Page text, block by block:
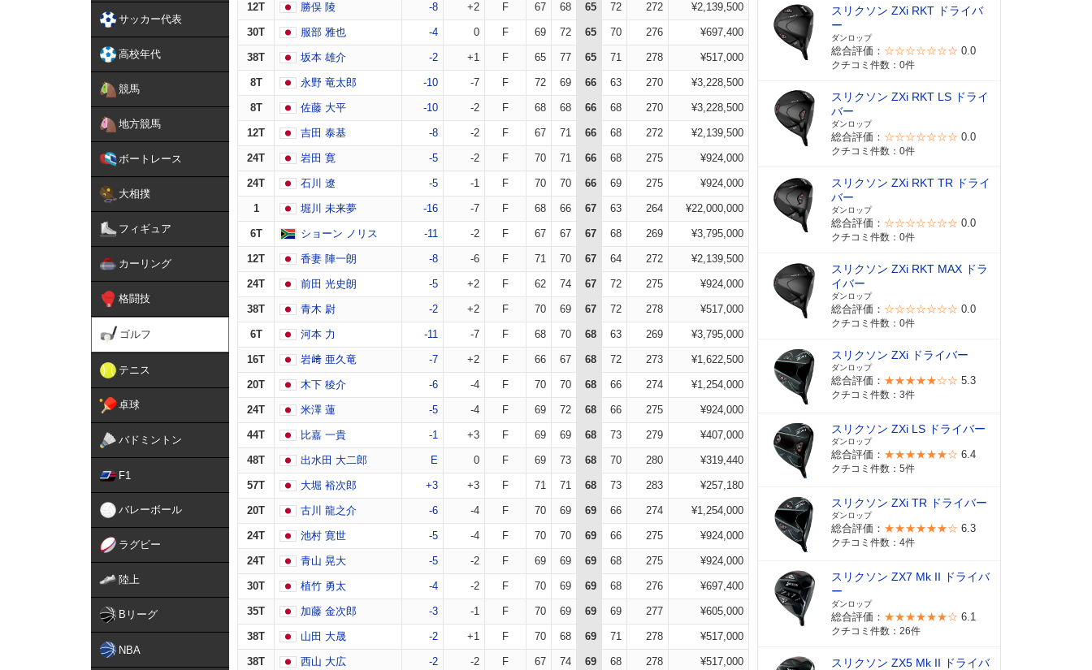
サッカー代表
高校年代
競馬
地方競馬
ボートレース
大相撲
フィギュア
カーリング
格闘技
ゴルフ
テニス
卓球
バドミントン
F1
バレーボール
ラグビー
陸上
Bリーグ
NBA
12T 勝俣 陵 -8 +2 F 67 68 65 72 272 ¥2,139,500
30T 服部 雅也 -4 0 F 69 72 65 70 276 ¥697,400
38T 坂本 雄介 -2 +1 F 65 77 65 71 278 ¥517,000
8T 永野 竜太郎 -10 -7 F 72 69 66 63 270 ¥3,228,500
8T 佐藤 大平 -10 -2 F 68 68 66 68 270 ¥3,228,500
12T 吉田 泰基 -8 -2 F 67 71 66 68 272 ¥2,139,500
24T 岩田 寛 -5 -2 F 70 71 66 68 275 ¥924,000
24T 石川 遼 -5 -1 F 70 70 66 69 275 ¥924,000
1 堀川 未来夢 -16 -7 F 68 66 67 63 264 ¥22,000,000
6T ショーン ノリス -11 -2 F 67 67 67 68 269 ¥3,795,000
12T 香妻 陣一朗 -8 -6 F 71 70 67 64 272 ¥2,139,500
24T 前田 光史朗 -5 +2 F 62 74 67 72 275 ¥924,000
38T 青木 尉 -2 +2 F 70 69 67 72 278 ¥517,000
6T 河本 力 -11 -7 F 68 70 68 63 269 ¥3,795,000
16T 岩﨑 亜久竜 -7 +2 F 66 67 68 72 273 ¥1,622,500
20T 木下 稜介 -6 -4 F 70 70 68 66 274 ¥1,254,000
24T 米澤 蓮 -5 -4 F 69 72 68 66 275 ¥924,000
44T 比嘉 一貴 -1 +3 F 69 69 68 73 279 ¥407,000
48T 出水田 大二郎 E 0 F 69 73 68 70 280 ¥319,440
57T 大堀 裕次郎 +3 +3 F 71 71 68 73 283 ¥257,180
20T 古川 龍之介 -6 -4 F 70 69 69 66 274 ¥1,254,000
24T 池村 寛世 -5 -4 F 70 70 69 66 275 ¥924,000
24T 青山 晃大 -5 -2 F 69 69 69 68 275 ¥924,000
30T 植竹 勇太 -4 -2 F 70 69 69 68 276 ¥697,400
35T 加藤 金次郎 -3 -1 F 70 69 69 69 277 ¥605,000
38T 山田 大晟 -2 +1 F 70 68 69 71 278 ¥517,000
38T 西山 大広 -2 -2 F 67 74 69 68 278 ¥517,000
スリクソン ZXi RKT ドライバ
ー
ダンロップ
総合評価： ☆☆☆☆☆☆☆ 0.0
クチコミ件数：0件
スリクソン ZXi RKT LS ドライ
バー
ダンロップ
総合評価： ☆☆☆☆☆☆☆ 0.0
クチコミ件数：0件
スリクソン ZXi RKT TR ドライ
バー
ダンロップ
総合評価： ☆☆☆☆☆☆☆ 0.0
クチコミ件数：0件
スリクソン ZXi RKT MAX ドラ
イバー
ダンロップ
総合評価： ☆☆☆☆☆☆☆ 0.0
クチコミ件数：0件
スリクソン ZXi ドライバー
ダンロップ
総合評価： ★★★★★☆☆ 5.3
クチコミ件数：3件
スリクソン ZXi LS ドライバー
ダンロップ
総合評価： ★★★★★★☆ 6.4
クチコミ件数：5件
スリクソン ZXi TR ドライバー
ダンロップ
総合評価： ★★★★★★☆ 6.3
クチコミ件数：4件
スリクソン ZX7 Mk II ドライバ
ー
ダンロップ
総合評価： ★★★★★★☆ 6.1
クチコミ件数：26件
スリクソン ZX5 Mk II ドライバ